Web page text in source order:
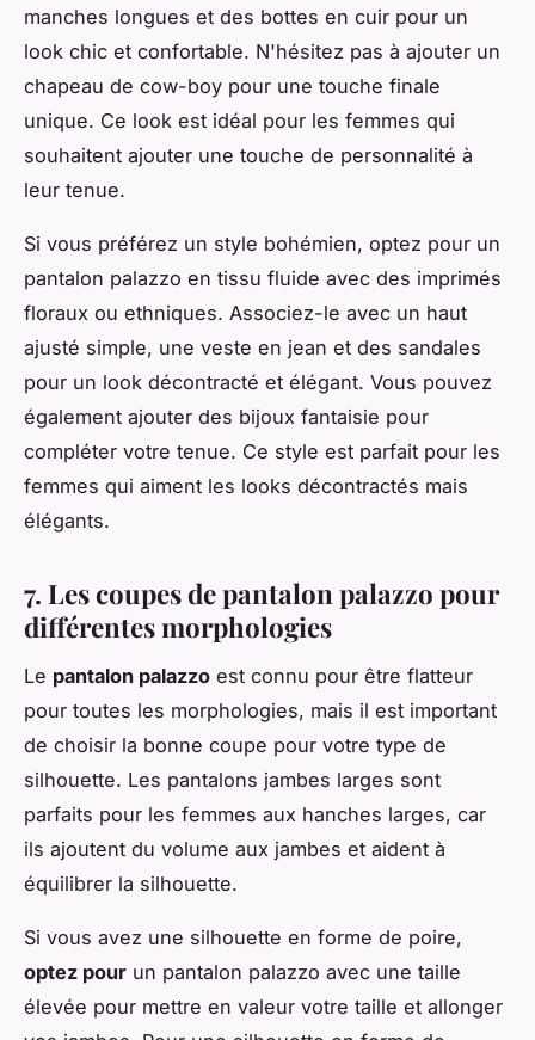
manches longues et des bottes en cuir pour un
look chic et confortable. N'hésitez pas à ajouter un
chapeau de cow-boy pour une touche finale
unique. Ce look est idéal pour les femmes qui
souhaitent ajouter une touche de personnalité à
leur tenue.
Si vous préférez un style bohémien, optez pour un
pantalon palazzo en tissu fluide avec des imprimés
floraux ou ethniques. Associez-le avec un haut
ajusté simple, une veste en jean et des sandales
pour un look décontracté et élégant. Vous pouvez
également ajouter des bijoux fantaisie pour
compléter votre tenue. Ce style est parfait pour les
femmes qui aiment les looks décontractés mais
élégants.
7. Les coupes de pantalon palazzo pour
différentes morphologies
Le pantalon palazzo est connu pour être flatteur
pour toutes les morphologies, mais il est important
de choisir la bonne coupe pour votre type de
silhouette. Les pantalons jambes larges sont
parfaits pour les femmes aux hanches larges, car
ils ajoutent du volume aux jambes et aident à
équilibrer la silhouette.
Si vous avez une silhouette en forme de poire,
optez pour un pantalon palazzo avec une taille
élevée pour mettre en valeur votre taille et allonger